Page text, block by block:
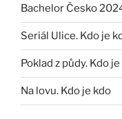
Bachelor Česko
Seriál Ulice. Kdo je
Poklad z půdy. Kdo
Na lovu. Kdo je kdo